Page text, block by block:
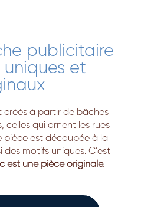
publicitaire
uniques et
créés à partir de bâches
celles qui ornent les rues
pièce est découpée à la
motifs uniques. C’est
est une pièce originale.